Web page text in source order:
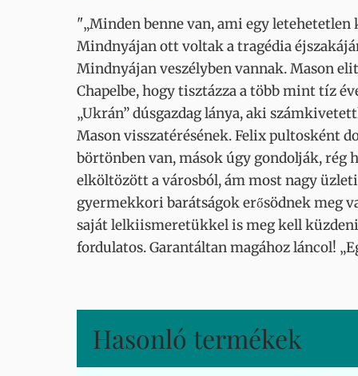
"„Minden benne van, ami egy
Mindnyájan ott voltak a tragédia
Mindnyájan veszélyben vannak. Mason
Chapelbe, hogy tisztázza a több mint tíz
„Ukrán” dúsgazdag lánya, aki
Mason visszatérésének. Felix pultosként
börtönben van, mások úgy gondolják, rég
elköltözött a városból, ám most nagy
gyermekkori barátságok erősödnek meg
saját lelkiismeretükkel is meg kell
fordulatos. Garantáltan magához láncol!
Hasonló termékek